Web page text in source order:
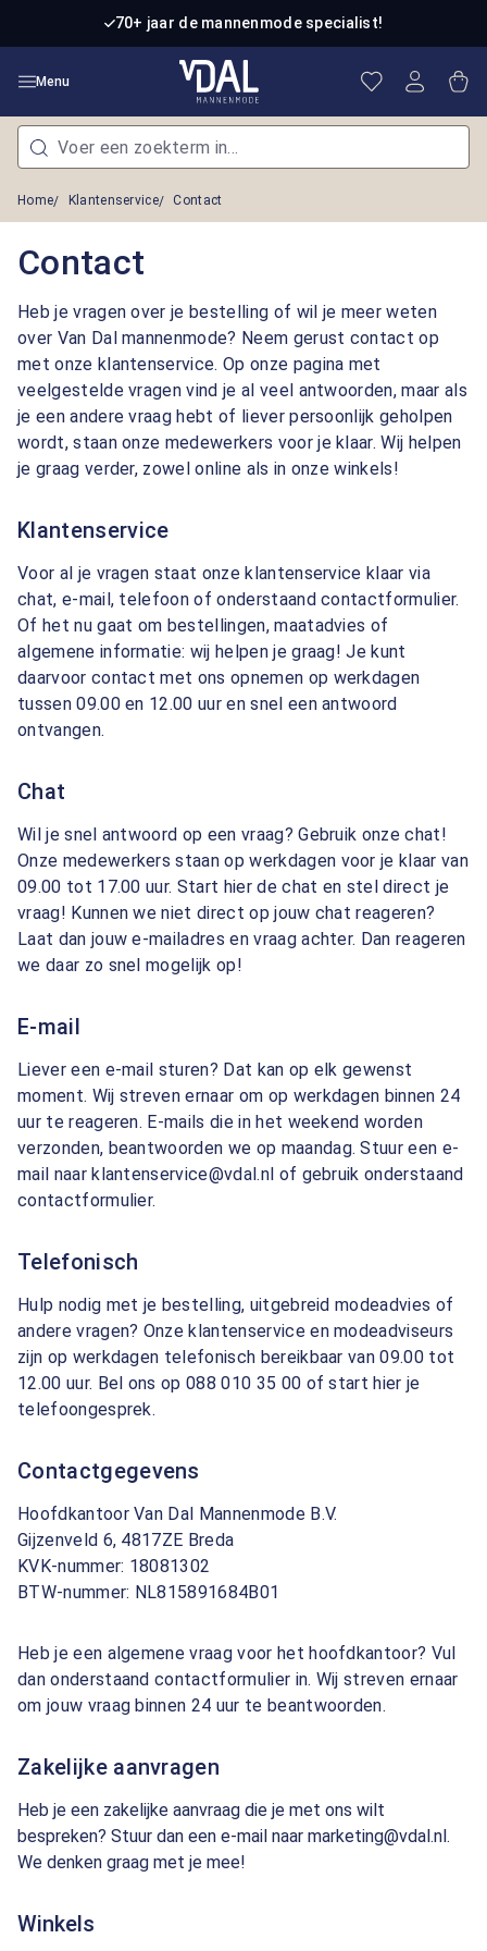
Ga naar de hoofdinhoud70+ jaar de mannenmode specialist!
Menu Je hebt 0
Home Klantenservice Contact
Contact
Heb je vragen over je bestelling of wil je meer weten
over Van Dal mannenmode? Neem gerust contact op
met onze klantenservice. Op onze pagina met
veelgestelde vragen vind je al veel antwoorden, maar als
je een andere vraag hebt of liever persoonlijk geholpen
wordt, staan onze medewerkers voor je klaar. Wij helpen
je graag verder, zowel online als in onze winkels!
Klantenservice
Voor al je vragen staat onze klantenservice klaar via
chat, e-mail, telefoon of onderstaand contactformulier.
Of het nu gaat om bestellingen, maatadvies of
algemene informatie: wij helpen je graag! Je kunt
daarvoor contact met ons opnemen op werkdagen
tussen 09.00 en 12.00 uur en snel een antwoord
ontvangen.
Chat
Wil je snel antwoord op een vraag? Gebruik onze chat!
Onze medewerkers staan op werkdagen voor je klaar van
09.00 tot 17.00 uur. Start hier de chat en stel direct je
vraag! Kunnen we niet direct op jouw chat reageren?
Laat dan jouw e-mailadres en vraag achter. Dan reageren
we daar zo snel mogelijk op!
E-mail
Liever een e-mail sturen? Dat kan op elk gewenst
moment. Wij streven ernaar om op werkdagen binnen 24
uur te reageren. E-mails die in het weekend worden
verzonden, beantwoorden we op maandag. Stuur een e-
mail naar klantenservice@vdal.nl of gebruik onderstaand
contactformulier.
Telefonisch
Hulp nodig met je bestelling, uitgebreid modeadvies of
andere vragen? Onze klantenservice en modeadviseurs
zijn op werkdagen telefonisch bereikbaar van 09.00 tot
12.00 uur. Bel ons op 088 010 35 00 of start hier je
telefoongesprek.
Contactgegevens
Hoofdkantoor Van Dal Mannenmode B.V.
Gijzenveld 6, 4817ZE Breda
KVK-nummer: 18081302
BTW-nummer: NL815891684B01
Heb je een algemene vraag voor het hoofdkantoor? Vul
dan onderstaand contactformulier in. Wij streven ernaar
om jouw vraag binnen 24 uur te beantwoorden.
Zakelijke aanvragen
Heb je een zakelijke aanvraag die je met ons wilt
bespreken? Stuur dan een e-mail naar marketing@vdal.nl.
We denken graag met je mee!
Winkels